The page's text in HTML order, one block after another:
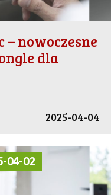
– nowoczesne
dla
2025-04-04
04-02